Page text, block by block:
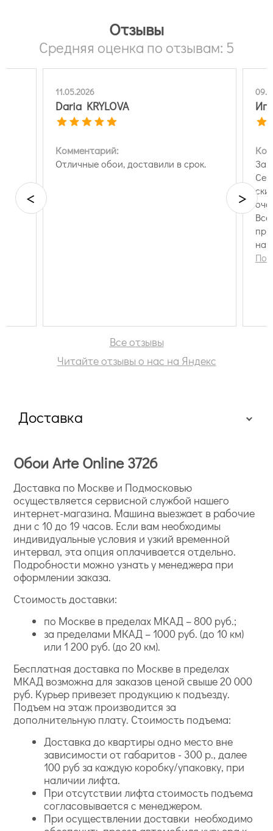
Отзывы
Средняя оценка по отзывам: 5
11.05.2026
Daria KRYLOVA
Комментарий:
Отличные обои, доставили в срок.
< >
Все отзывы
Читайте отзывы о нас на Яндекс
Доставка
Обои Arte Online 3726
Доставка по Москве и Подмосковью
осуществляется сервисной службой нашего
интернет-магазина. Машина выезжает в рабочие
дни с 10 до 19 часов. Если вам необходимы
индивидуальные условия и узкий временной
интервал, эта опция оплачивается отдельно.
Подробности можно узнать у менеджера при
оформлении заказа.
Стоимость доставки:
по Москве в пределах МКАД – 800 руб.;
за пределами МКАД – 1000 руб. (до 10 км)
или 1 200 руб. (до 20 км).
Бесплатная доставка по Москве в пределах
МКАД возможна для заказов ценой свыше 20 000
руб. Курьер привезет продукцию к подъезду.
Подъем на этаж производится за
дополнительную плату. Стоимость подъема:
Доставка до квартиры одно место вне
зависимости от габаритов - 300 р., далее
100 руб за каждую коробку/упаковку, при
наличии лифта.
При отсутствии лифта стоимость подъема
согласовывается с менеджером.
При осуществлении доставки необходимо